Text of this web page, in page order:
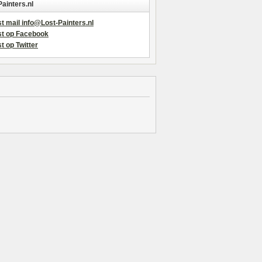
mail info@Lost-Painters.nl
op Facebook
op Twitter